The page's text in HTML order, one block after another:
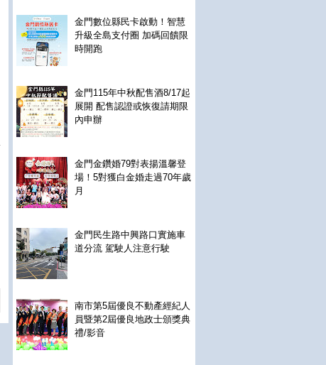
金門數位縣民卡啟動！智慧
升級全島支付圈 加碼回饋限
時開跑
金門115年中秋配售酒8/17起
展開 配售認證或恢復請期限
內申辦
金門金鑽婚79對表揚溫馨登
場！5對獲白金婚走過70年歲
月
金門民生路中興路口實施車
道分流 駕駛人注意行駛
南市第5屆優良不動產經紀人
員暨第2屆優良地政士頒獎典
禮/影音